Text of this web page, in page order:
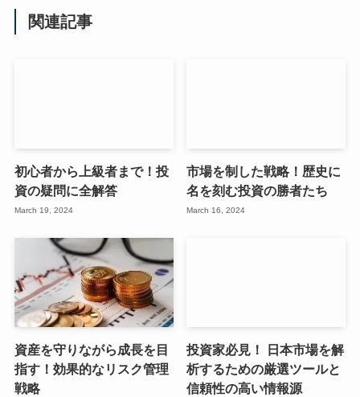
関連記事
初心者から上級者まで！投
資の疑問に全解答
March 19, 2024
市場を制した戦略！歴史に
名を刻む投資の勝者たち
March 16, 2024
資産を守りながら成長を目
指す！効果的なリスク管理
戦略
投資家必見！ 日本市場を解
析するための厳選ツールと
信頼性の高い情報源